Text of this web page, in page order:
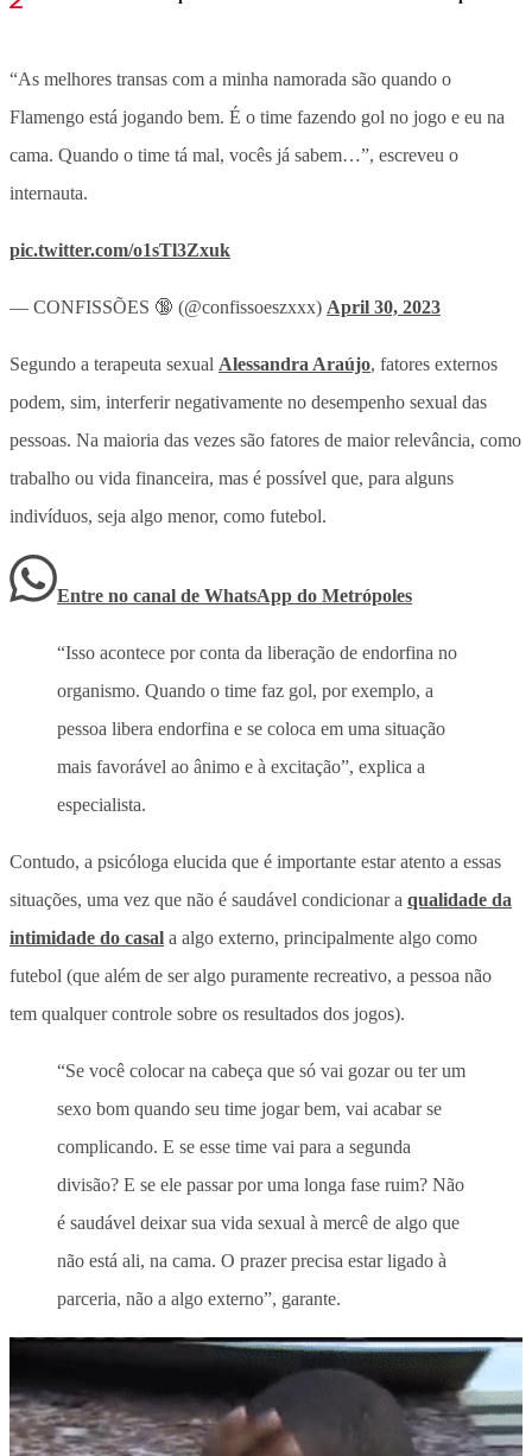
“As melhores transas com a minha namorada são quando o
Flamengo está jogando bem. É o time fazendo gol no jogo e eu na
cama. Quando o time tá mal, vocês já sabem…”, escreveu o
internauta.
pic.twitter.com/o1sTl3Zxuk
— CONFISSÕES 🔞 (@confissoeszxxx) April 30, 2023
Segundo a terapeuta sexual Alessandra Araújo, fatores externos
podem, sim, interferir negativamente no desempenho sexual das
pessoas. Na maioria das vezes são fatores de maior relevância, como
trabalho ou vida financeira, mas é possível que, para alguns
indivíduos, seja algo menor, como futebol.
Entre no canal de WhatsApp do Metrópoles
“Isso acontece por conta da liberação de endorfina no
organismo. Quando o time faz gol, por exemplo, a
pessoa libera endorfina e se coloca em uma situação
mais favorável ao ânimo e à excitação”, explica a
especialista.
Contudo, a psicóloga elucida que é importante estar atento a essas
situações, uma vez que não é saudável condicionar a qualidade da
intimidade do casal a algo externo, principalmente algo como
futebol (que além de ser algo puramente recreativo, a pessoa não
tem qualquer controle sobre os resultados dos jogos).
“Se você colocar na cabeça que só vai gozar ou ter um
sexo bom quando seu time jogar bem, vai acabar se
complicando. E se esse time vai para a segunda
divisão? E se ele passar por uma longa fase ruim? Não
é saudável deixar sua vida sexual à mercê de algo que
não está ali, na cama. O prazer precisa estar ligado à
parceria, não a algo externo”, garante.